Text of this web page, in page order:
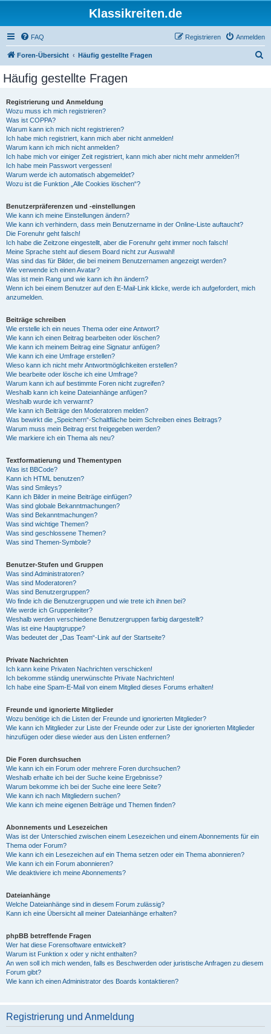
Klassikreiten.de
FAQ Anmelden
Registrieren
Foren-Übersicht Häufig gestellte Fragen
Häufig gestellte Fragen
Registrierung und Anmeldung
Wozu muss ich mich registrieren?
Was ist COPPA?
Warum kann ich mich nicht registrieren?
Ich habe mich registriert, kann mich aber nicht anmelden!
Warum kann ich mich nicht anmelden?
Ich habe mich vor einiger Zeit registriert, kann mich aber nicht mehr anmelden?!
Ich habe mein Passwort vergessen!
Warum werde ich automatisch abgemeldet?
Wozu ist die Funktion „Alle Cookies löschen“?
Benutzerpräferenzen und -einstellungen
Wie kann ich meine Einstellungen ändern?
Wie kann ich verhindern, dass mein Benutzername in der Online-Liste auftaucht?
Die Forenuhr geht falsch!
Ich habe die Zeitzone eingestellt, aber die Forenuhr geht immer noch falsch!
Meine Sprache steht auf diesem Board nicht zur Auswahl!
Was sind das für Bilder, die bei meinem Benutzernamen angezeigt werden?
Wie verwende ich einen Avatar?
Was ist mein Rang und wie kann ich ihn ändern?
Wenn ich bei einem Benutzer auf den E-Mail-Link klicke, werde ich aufgefordert, mich
anzumelden.
Beiträge schreiben
Wie erstelle ich ein neues Thema oder eine Antwort?
Wie kann ich einen Beitrag bearbeiten oder löschen?
Wie kann ich meinem Beitrag eine Signatur anfügen?
Wie kann ich eine Umfrage erstellen?
Wieso kann ich nicht mehr Antwortmöglichkeiten erstellen?
Wie bearbeite oder lösche ich eine Umfrage?
Warum kann ich auf bestimmte Foren nicht zugreifen?
Weshalb kann ich keine Dateianhänge anfügen?
Weshalb wurde ich verwarnt?
Wie kann ich Beiträge den Moderatoren melden?
Was bewirkt die „Speichern“-Schaltfläche beim Schreiben eines Beitrags?
Warum muss mein Beitrag erst freigegeben werden?
Wie markiere ich ein Thema als neu?
Textformatierung und Thementypen
Was ist BBCode?
Kann ich HTML benutzen?
Was sind Smileys?
Kann ich Bilder in meine Beiträge einfügen?
Was sind globale Bekanntmachungen?
Was sind Bekanntmachungen?
Was sind wichtige Themen?
Was sind geschlossene Themen?
Was sind Themen-Symbole?
Benutzer-Stufen und Gruppen
Was sind Administratoren?
Was sind Moderatoren?
Was sind Benutzergruppen?
Wo finde ich die Benutzergruppen und wie trete ich ihnen bei?
Wie werde ich Gruppenleiter?
Weshalb werden verschiedene Benutzergruppen farbig dargestellt?
Was ist eine Hauptgruppe?
Was bedeutet der „Das Team“-Link auf der Startseite?
Private Nachrichten
Ich kann keine Privaten Nachrichten verschicken!
Ich bekomme ständig unerwünschte Private Nachrichten!
Ich habe eine Spam-E-Mail von einem Mitglied dieses Forums erhalten!
Freunde und ignorierte Mitglieder
Wozu benötige ich die Listen der Freunde und ignorierten Mitglieder?
Wie kann ich Mitglieder zur Liste der Freunde oder zur Liste der ignorierten Mitglieder
hinzufügen oder diese wieder aus den Listen entfernen?
Die Foren durchsuchen
Wie kann ich ein Forum oder mehrere Foren durchsuchen?
Weshalb erhalte ich bei der Suche keine Ergebnisse?
Warum bekomme ich bei der Suche eine leere Seite?
Wie kann ich nach Mitgliedern suchen?
Wie kann ich meine eigenen Beiträge und Themen finden?
Abonnements und Lesezeichen
Was ist der Unterschied zwischen einem Lesezeichen und einem Abonnements für ein
Thema oder Forum?
Wie kann ich ein Lesezeichen auf ein Thema setzen oder ein Thema abonnieren?
Wie kann ich ein Forum abonnieren?
Wie deaktiviere ich meine Abonnements?
Dateianhänge
Welche Dateianhänge sind in diesem Forum zulässig?
Kann ich eine Übersicht all meiner Dateianhänge erhalten?
phpBB betreffende Fragen
Wer hat diese Forensoftware entwickelt?
Warum ist Funktion x oder y nicht enthalten?
An wen soll ich mich wenden, falls es Beschwerden oder juristische Anfragen zu diesem
Forum gibt?
Wie kann ich einen Administrator des Boards kontaktieren?
Registrierung und Anmeldung